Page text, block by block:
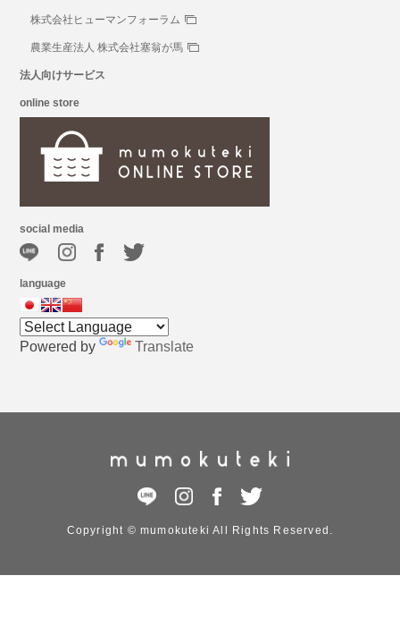
株式会社ヒューマンフォーラム
農業生産法人 株式会社塞翁が馬
法人向けサービス
online store
social media
language
Powered by Translate
Copyright © mumokuteki All Rights Reserved.